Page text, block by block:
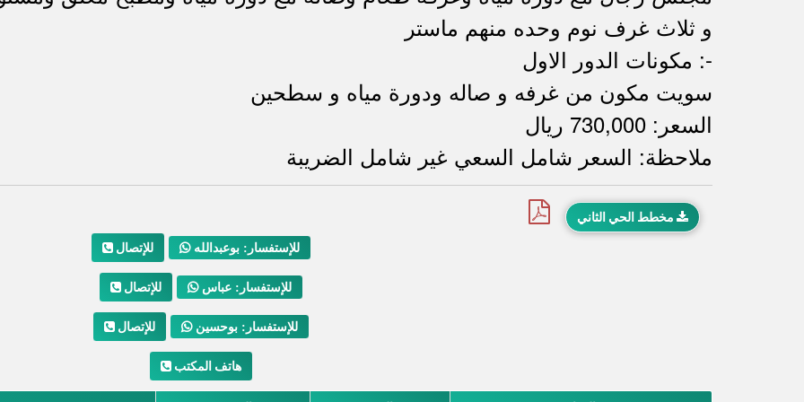
و ثلاث غرف نوم وحده منهم ماستر
مكونات الدور الاول :-
سويت مكون من غرفه و صاله ودورة مياه و سطحين
السعر: 730,000 ريال
ملاحظة: السعر شامل السعي غير شامل الضريبة
مخطط الحي الثاني
للإتصال للإستفسار: بوعبدالله
للإتصال للإستفسار: عباس
للإتصال للإستفسار: بوحسين
هاتف المكتب